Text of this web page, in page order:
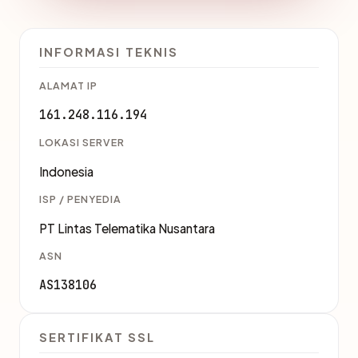
INFORMASI TEKNIS
ALAMAT IP
161.248.116.194
LOKASI SERVER
Indonesia
ISP / PENYEDIA
PT Lintas Telematika Nusantara
ASN
AS138106
SERTIFIKAT SSL